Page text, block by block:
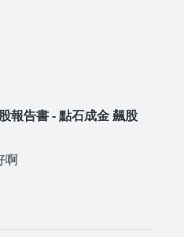
報告書 - 點石成金 飆股
啊